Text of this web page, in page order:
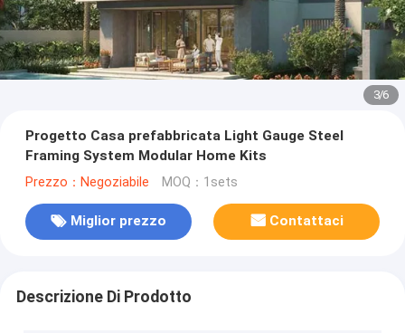
3/6
Progetto Casa prefabbricata Light Gauge Steel
Framing System Modular Home Kits
Prezzo：Negoziabile MOQ：1sets
Miglior prezzo Contattaci
Descrizione Di Prodotto